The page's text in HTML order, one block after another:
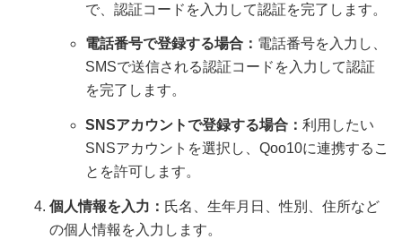
で、認証コードを入力して認証を完了します。
電話番号で登録する場合： 電話番号を入力し、
SMSで送信される認証コードを入力して認証
を完了します。
SNSアカウントで登録する場合： 利用したい
SNSアカウントを選択し、Qoo10に連携するこ
とを許可します。
個人情報を入力： 氏名、生年月日、性別、住所など
の個人情報を入力します。